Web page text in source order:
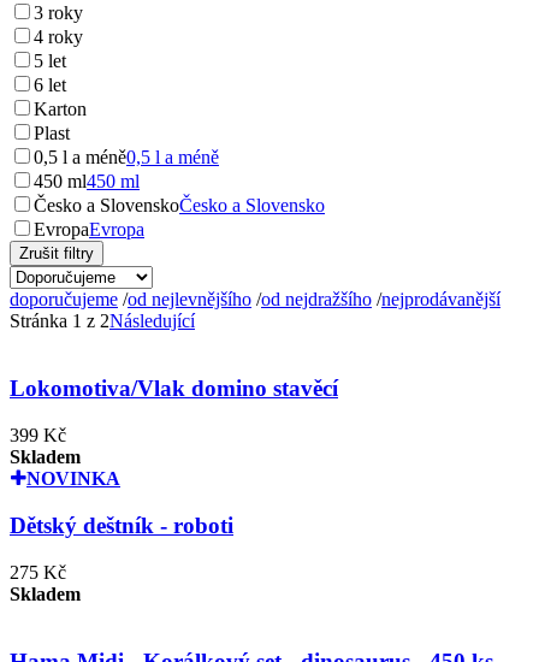
3 roky
4 roky
5 let
6 let
Karton
Plast
0,5 l a méně0,5 l a méně
450 ml450 ml
Česko a SlovenskoČesko a Slovensko
EvropaEvropa
Zrušit filtry
doporučujeme /od nejlevnějšího /od nejdražšího /nejprodávanější
Stránka 1 z 2Následující
Lokomotiva/Vlak domino stavěcí
399 Kč
Skladem
NOVINKA
Dětský deštník - roboti
275 Kč
Skladem